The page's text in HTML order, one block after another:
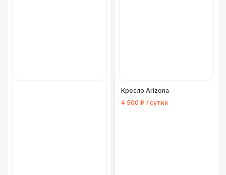
Кресло Arizona
4 500 ₽ / сутки